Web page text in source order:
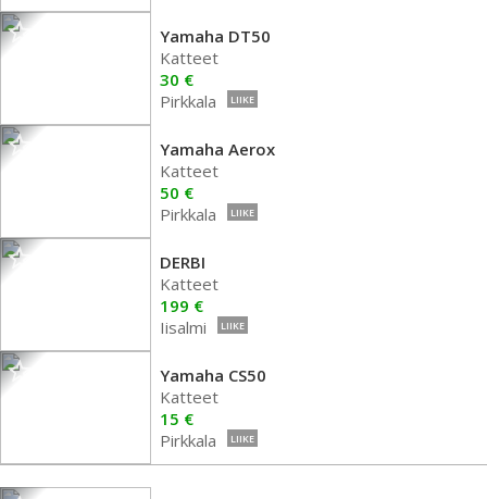
Yamaha DT50
Katteet
30 €
Pirkkala
LIIKE
Yamaha Aerox
Katteet
50 €
Pirkkala
LIIKE
DERBI
Katteet
199 €
Iisalmi
LIIKE
Yamaha CS50
Katteet
15 €
Pirkkala
LIIKE